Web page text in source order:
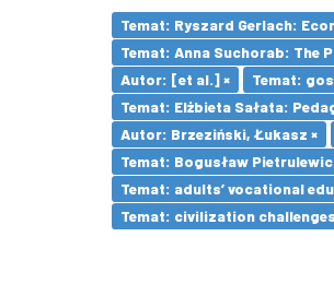
Temat: Ryszard Gerlach:
Temat: Anna Suchorab:
Autor: [et al.] ×
Temat:
Temat: Elżbieta Sałata:
Autor: Brzeziński, Łukasz ×
Temat: Bogusław
Temat: adults’ vocational
Temat: civilization